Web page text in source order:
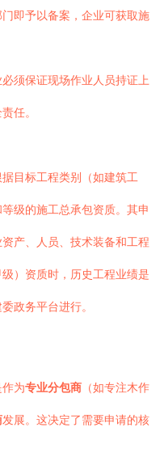
即予以备案，企业可获取施
须保证现场作业人员持证上
任。
目标工程类别（如建筑工
级的施工总承包资质。其申
产、人员、技术装备和工程
）资质时，历史工程业绩是
政务平台进行。
作为专业分包商 （如专注木作
发展。这决定了需要申请的核